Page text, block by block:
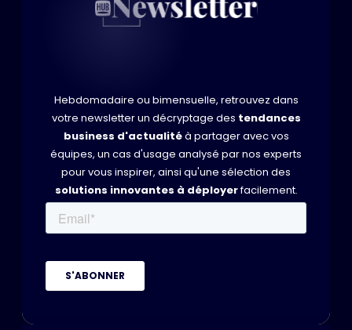
Hebdomadaire ou bimensuelle, retrouvez dans
votre newsletter un décryptage des tendances
business d'actualitéà partager avec vos
équipes, un cas d'usage analysé par nos experts
pour vous inspirer, ainsi qu'une sélection des
solutions innovantes à déployerfacilement.